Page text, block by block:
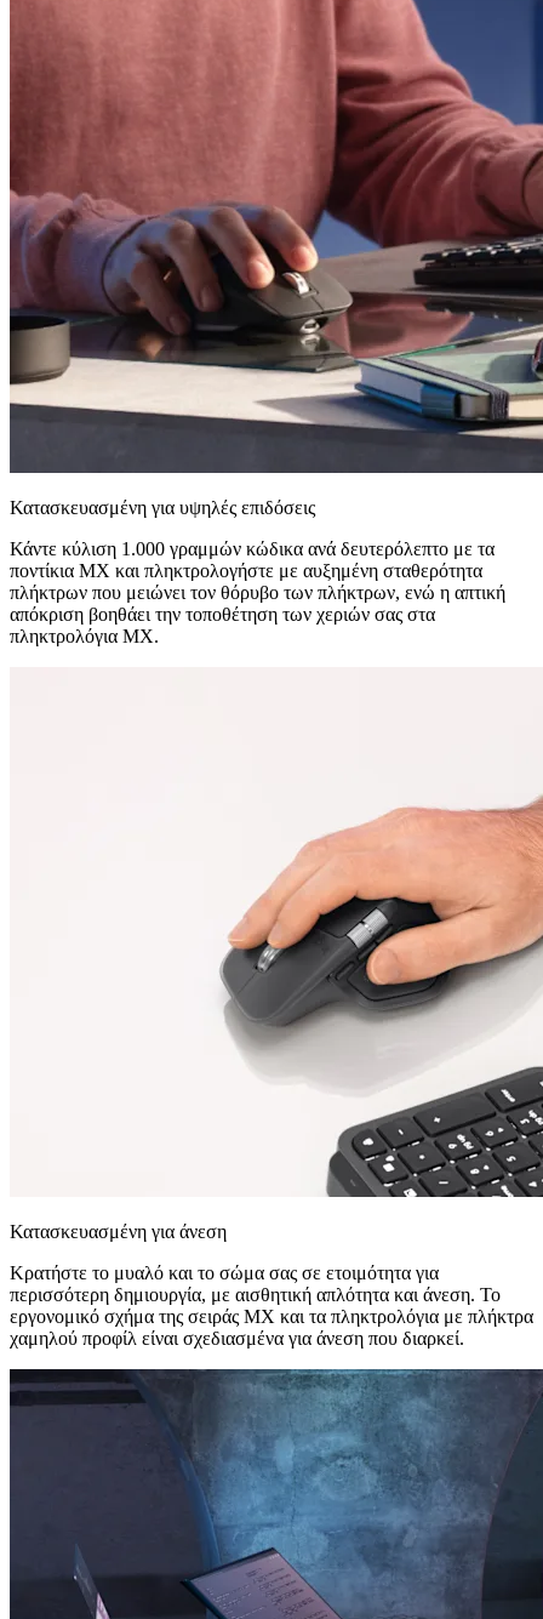
Κατασκευασμένη για υψηλές επιδόσεις
Κάντε κύλιση 1.000 γραμμών κώδικα ανά δευτερόλεπτο με τα
ποντίκια MX και πληκτρολογήστε με αυξημένη σταθερότητα
πλήκτρων που μειώνει τον θόρυβο των πλήκτρων, ενώ η απτική
απόκριση βοηθάει την τοποθέτηση των χεριών σας στα
πληκτρολόγια MX.
Κατασκευασμένη για άνεση
Κρατήστε το μυαλό και το σώμα σας σε ετοιμότητα για
περισσότερη δημιουργία, με αισθητική απλότητα και άνεση. Το
εργονομικό σχήμα της σειράς MX και τα πληκτρολόγια με πλήκτρα
χαμηλού προφίλ είναι σχεδιασμένα για άνεση που διαρκεί.